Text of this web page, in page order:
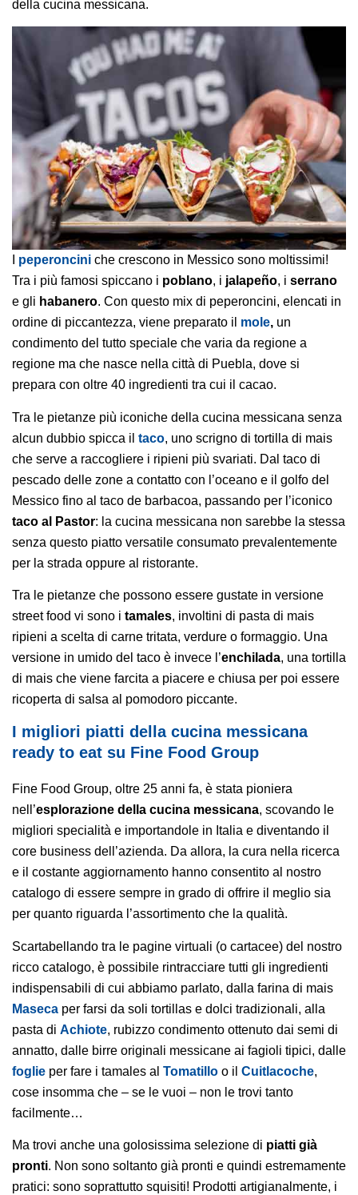
della cucina messicana.
peperoncini che crescono in Messico sono moltissimi!
Tra i più famosi spiccano i poblano, i jalapeño, i serrano
e gli habanero. Con questo mix di peperoncini, elencati in
ordine di piccantezza, viene preparato il mole, un
condimento del tutto speciale che varia da regione a
regione ma che nasce nella città di Puebla, dove si
prepara con oltre 40 ingredienti tra cui il cacao.
Tra le pietanze più iconiche della cucina messicana senza
alcun dubbio spicca il taco, uno scrigno di tortilla di mais
che serve a raccogliere i ripieni più svariati. Dal taco di
pescado delle zone a contatto con l’oceano e il golfo del
Messico fino al taco de barbacoa, passando per l’iconico
taco al Pastor: la cucina messicana non sarebbe la stessa
senza questo piatto versatile consumato prevalentemente
per la strada oppure al ristorante.
Tra le pietanze che possono essere gustate in versione
street food vi sono i tamales, involtini di pasta di mais
ripieni a scelta di carne tritata, verdure o formaggio. Una
versione in umido del taco è invece l’enchilada, una tortilla
di mais che viene farcita a piacere e chiusa per poi essere
ricoperta di salsa al pomodoro piccante.
I migliori piatti della cucina messicana
ready to eat su Fine Food Group
Fine Food Group, oltre 25 anni fa, è stata pioniera
nell’esplorazione della cucina messicana, scovando le
migliori specialità e importandole in Italia e diventando il
core business dell’azienda. Da allora, la cura nella ricerca
e il costante aggiornamento hanno consentito al nostro
catalogo di essere sempre in grado di offrire il meglio sia
per quanto riguarda l’assortimento che la qualità.
Scartabellando tra le pagine virtuali (o cartacee) del nostro
ricco catalogo, è possibile rintracciare tutti gli ingredienti
indispensabili di cui abbiamo parlato, dalla farina di mais
Maseca per farsi da soli tortillas e dolci tradizionali, alla
pasta di Achiote, rubizzo condimento ottenuto dai semi di
annatto, dalle birre originali messicane ai fagioli tipici, dalle
foglie per fare i tamales al Tomatillo o il Cuitlacoche,
cose insomma che – se le vuoi – non le trovi tanto
facilmente…
Ma trovi anche una golosissima selezione di piatti già
pronti. Non sono soltanto già pronti e quindi estremamente
pratici: sono soprattutto squisiti! Prodotti artigianalmente, i